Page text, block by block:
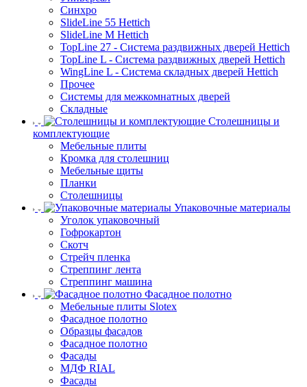
Синхро
SlideLine 55 Hettich
SlideLine M Hettich
TopLine 27 - Система раздвижных дверей Hettich
TopLine L - Система раздвижных дверей Hettich
WingLine L - Система складных дверей Hettich
Прочее
Системы для межкомнатных дверей
Складные
Столешницы и
комплектующие
Мебельные плиты
Кромка для столешниц
Мебельные щиты
Планки
Столешницы
Упаковочные материалы
Уголок упаковочный
Гофрокартон
Скотч
Стрейч пленка
Стреппинг лента
Стреппинг машина
Фасадное полотно
Мебельные плиты Slotex
Фасадное полотно
Образцы фасадов
Фасадное полотно
Фасады
МДФ RIAL
Фасады